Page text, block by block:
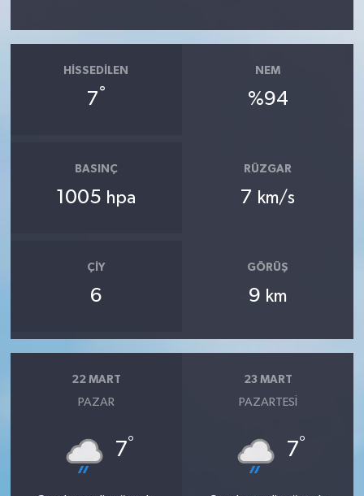
HISSEDILEN
7°
NEM
%94
BASINÇ
1005 hpa
RÜZGAR
7 km/s
ÇIY
6
GÖRÜŞ
9 km
22 MART
PAZAR
7°
23 MART
PAZARTESI
7°